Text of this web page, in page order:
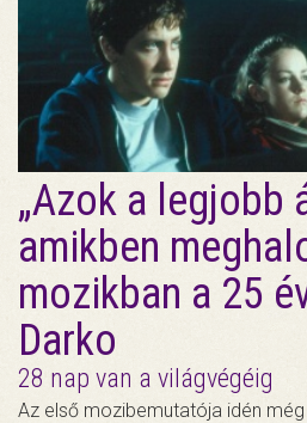
„Azok a legjobb
amikben
mozikban a 25
Darko
28 nap van a világvégéig
Az első mozibemutatója idén